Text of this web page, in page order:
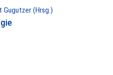
Gugutzer (Hrsg.)